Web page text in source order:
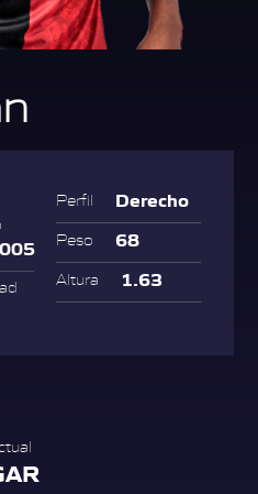
Perfil Derecho
Peso 68
Altura 1.63